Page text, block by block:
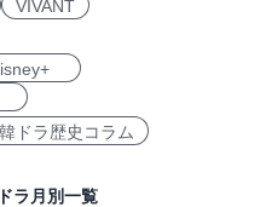
VIVANT
韓ドラ歴史コラム
ラ月別一覧